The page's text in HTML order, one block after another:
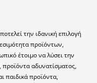
την ιδανική επιλογή
προϊόντων,
έτοιμο να λύσει την
προϊόντα αδυνατίσματος,
παιδικά προϊόντα,